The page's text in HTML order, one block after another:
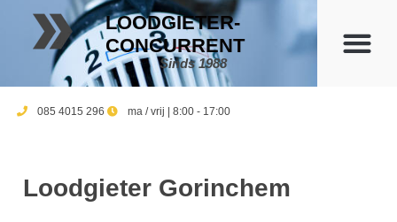
LOODGIETER-
CONCURRENT
Sinds 1988
085 4015 296 ma / vrij | 8:00 - 17:00
Loodgieter Gorinchem